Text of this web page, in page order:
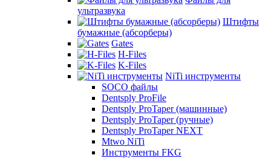
ультразвука
Штифты
бумажные (абсорберы)
Gates
H-Files
K-Files
NiTi инструменты
SOCO файлы
Dentsply ProFile
Dentsply ProTaper (машинные)
Dentsply ProTaper (ручные)
Dentsply ProTaper NEXT
Mtwo NiTi
Инструменты FKG